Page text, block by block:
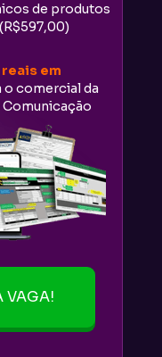
de produtos
reais em
o comercial da
Comunicação
VAGA!